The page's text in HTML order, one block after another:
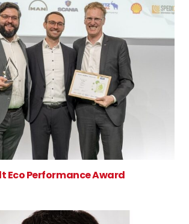
Eco Performance Award